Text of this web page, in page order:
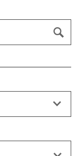
3 Serie M-Sport
te zoeken